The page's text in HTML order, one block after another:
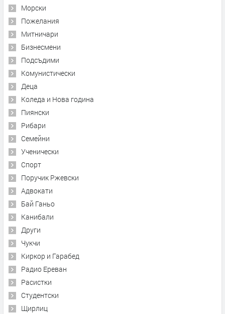
Морски
Пожелания
Митничари
Бизнесмени
Подсъдими
Комунистически
Деца
Коледа и Нова година
Пиянски
Рибари
Семейни
Ученически
Спорт
Поручик Ржевски
Адвокати
Бай Ганьо
Канибали
Други
Чукчи
Киркор и Гарабед
Радио Ереван
Расистки
Студентски
Щирлиц